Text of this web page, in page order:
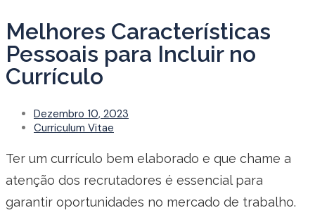
Melhores Características
Pessoais para Incluir no
Currículo
Dezembro 10, 2023
Curriculum Vitae
Ter um currículo bem elaborado e que chame a
atenção dos recrutadores é essencial para
garantir oportunidades no mercado de trabalho.